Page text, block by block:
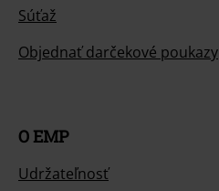
Súťaž
Objednať darčekové poukazy
O EMP
Udržateľnosť